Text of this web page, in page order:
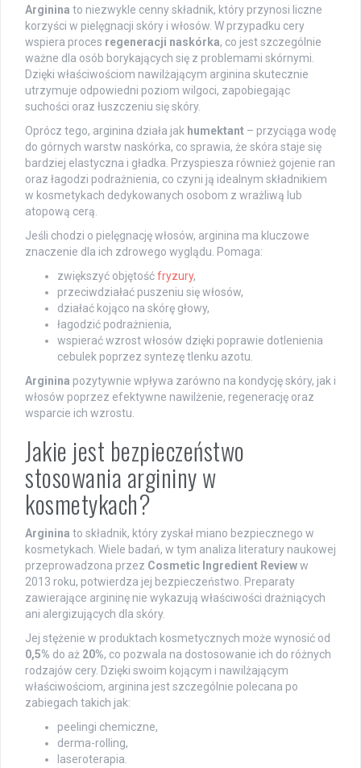
Arginina to niezwykle cenny składnik, który przynosi liczne
korzyści w pielęgnacji skóry i włosów. W przypadku cery
wspiera proces regeneracji naskórka, co jest szczególnie
ważne dla osób borykających się z problemami skórnymi.
Dzięki właściwościom nawilżającym arginina skutecznie
utrzymuje odpowiedni poziom wilgoci, zapobiegając
suchości oraz łuszczeniu się skóry.
Oprócz tego, arginina działa jak humektant – przyciąga wodę
do górnych warstw naskórka, co sprawia, że skóra staje się
bardziej elastyczna i gładka. Przyspiesza również gojenie ran
oraz łagodzi podrażnienia, co czyni ją idealnym składnikiem
w kosmetykach dedykowanych osobom z wrażliwą lub
atopową cerą.
Jeśli chodzi o pielęgnację włosów, arginina ma kluczowe
znaczenie dla ich zdrowego wyglądu. Pomaga:
zwiększyć objętośćfryzury,
przeciwdziałać puszeniu się włosów,
działać kojąco na skórę głowy,
łagodzić podrażnienia,
wspierać wzrost włosów dzięki poprawie dotlenienia
cebulek poprzez syntezę tlenku azotu.
Arginina pozytywnie wpływa zarówno na kondycję skóry, jak i
włosów poprzez efektywne nawilżenie, regenerację oraz
wsparcie ich wzrostu.
Jakie jest bezpieczeństwo
stosowania argininy w
kosmetykach?
Arginina to składnik, który zyskał miano bezpiecznego w
kosmetykach. Wiele badań, w tym analiza literatury naukowej
przeprowadzona przez Cosmetic Ingredient Revieww
2013 roku, potwierdza jej bezpieczeństwo. Preparaty
zawierające argininę nie wykazują właściwości drażniących
ani alergizujących dla skóry.
Jej stężenie w produktach kosmetycznych może wynosić od
0,5% do aż 20%, co pozwala na dostosowanie ich do różnych
rodzajów cery. Dzięki swoim kojącym i nawilżającym
właściwościom, arginina jest szczególnie polecana po
zabiegach takich jak:
peelingi chemiczne,
derma-rolling,
laseroterapia.